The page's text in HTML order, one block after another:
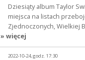
Dziesiąty album Taylor
miejsca na listach
Zjednoczonych, Wielkiej
» więcej
2022-10-24, godz. 17:30